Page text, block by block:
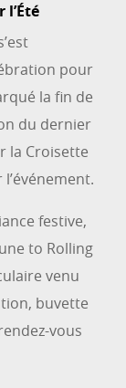
pour
la fin de
du dernier
la Croisette
festive,
to Rolling
venu
buvette
vous